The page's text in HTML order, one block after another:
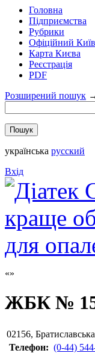
Головна
Підприємства
Рубрики
Офіційний Київ
Карта Києва
Реєстрація
PDF
Розширений пошук
українська русский
Вхід
ЖБК №
02156,
Телефон: (0-44)